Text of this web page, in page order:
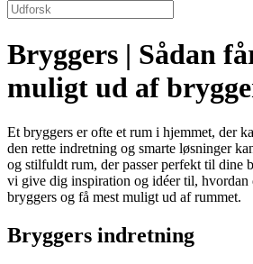
Bryggers | Sådan
muligt ud af
Et bryggers er ofte et rum i hjemmet, der
den rette indretning og smarte løsninger
og stilfuldt rum, der passer perfekt til dine
vi give dig inspiration og idéer til, hvordan
bryggers og få mest muligt ud af rummet.
Bryggers indretning